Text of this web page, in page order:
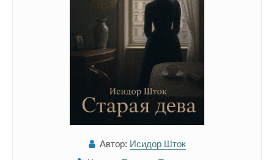
Автор: Исидор Шток